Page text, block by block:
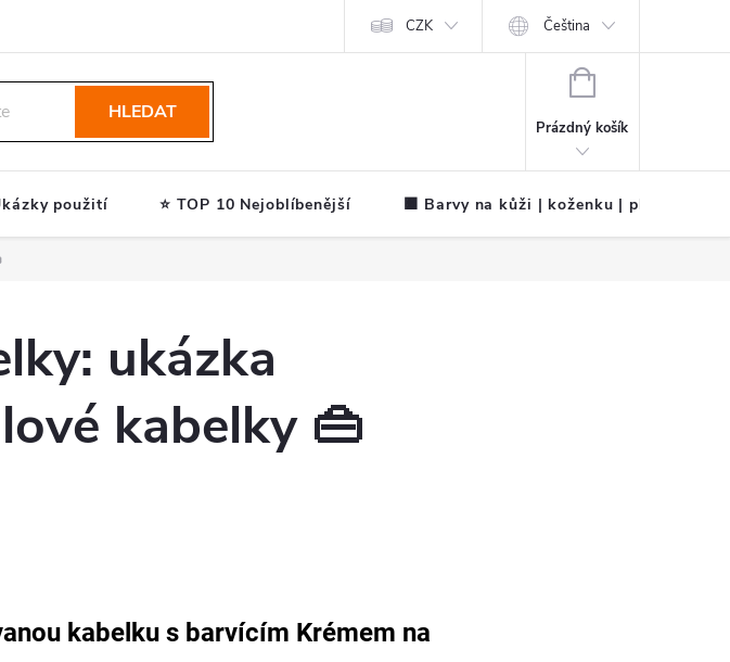
CZK Čeština
HLEDAT
NÁKUPNÍ
Prázdný košík
použití ⭐ TOP 10 Nejoblíbenější 🟧 Barvy na kůži | koženku | plátno
ukázka
kabelky 👜
kabelku s barvícím Krémem na